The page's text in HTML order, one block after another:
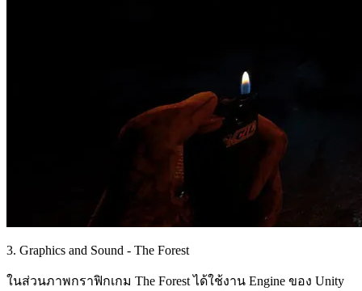
3. Graphics and Sound - The Forest
ในส่วนภาพกราฟิกเกม The Forest ได้ใช้งาน Engine ของ Unity